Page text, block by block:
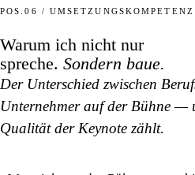
POS.06 / UMSETZUNGSKOMPETENZ
Warum ich nicht nur
spreche. Sondern baue.
Der Unterschied zwischen
Unternehmer auf der Bühne —
Qualität der Keynote zählt.